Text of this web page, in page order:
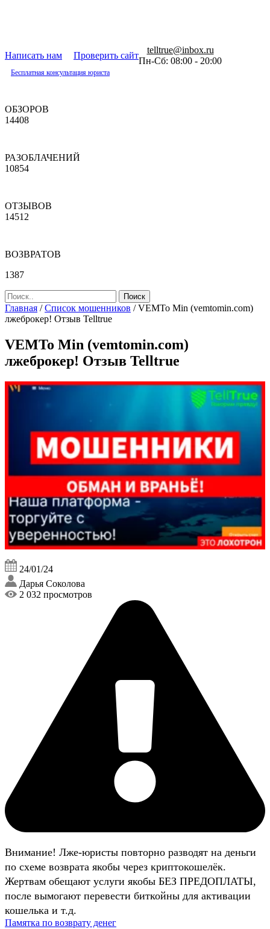
Написать нам Проверить сайт
telltrue@inbox.ru
Пн-Сб: 08:00 - 20:00
Бесплатная консультация юриста
ОБЗОРОВ
14408
РАЗОБЛАЧЕНИЙ
10854
ОТЗЫВОВ
14512
ВОЗВРАТОВ
1387
Главная /Список мошенников /VEMTo Min (vemtomin.com)
лжеброкер! Отзыв Telltrue
VEMTo Min (vemtomin.com)
лжеброкер! Отзыв Telltrue
24/01/24
Дарья Соколова
2 032 просмотров
Внимание! Лже-юристы повторно разводят на деньги
по схеме возврата якобы через криптокошелёк.
Жертвам обещают услуги якобы БЕЗ ПРЕДОПЛАТЫ,
после вымогают перевести биткойны для активации
кошелька и т.д.
Памятка по возврату денег